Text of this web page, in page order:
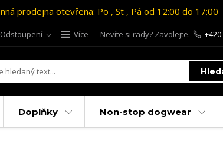
prodejna otevřena: Po , St , Pá od 12:00 do 17:00
Více Nevíte si rady? Zavolejte. +420
Doplňky Non-stop dogwear